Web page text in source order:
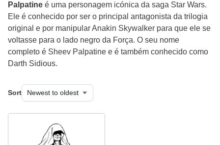
Palpatine é uma personagem icónica da saga Star Wars.
Ele é conhecido por ser o principal antagonista da trilogia
original e por manipular Anakin Skywalker para que ele se
voltasse para o lado negro da Força. O seu nome
completo é Sheev Palpatine e é também conhecido como
Darth Sidious.
Sort